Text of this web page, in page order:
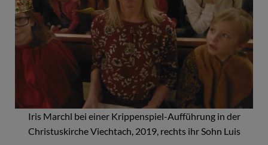
Iris Marchl bei einer Krippenspiel-Aufführung in der
Christuskirche Viechtach, 2019, rechts ihr Sohn Luis